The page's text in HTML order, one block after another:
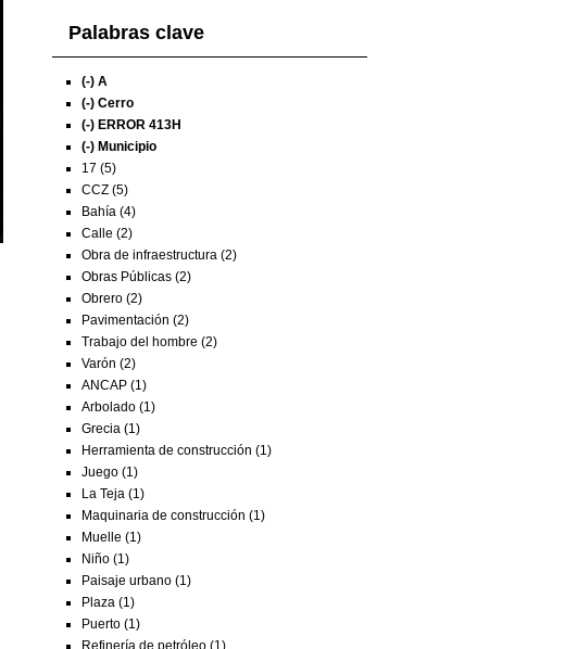
Palabras clave
(-) A
(-) Cerro
(-) ERROR 413H
(-) Municipio
17 (5)
CCZ (5)
Bahía (4)
Calle (2)
Obra de infraestructura (2)
Obras Públicas (2)
Obrero (2)
Pavimentación (2)
Trabajo del hombre (2)
Varón (2)
ANCAP (1)
Arbolado (1)
Grecia (1)
Herramienta de construcción (1)
Juego (1)
La Teja (1)
Maquinaria de construcción (1)
Muelle (1)
Niño (1)
Paisaje urbano (1)
Plaza (1)
Puerto (1)
Refinería de petróleo (1)